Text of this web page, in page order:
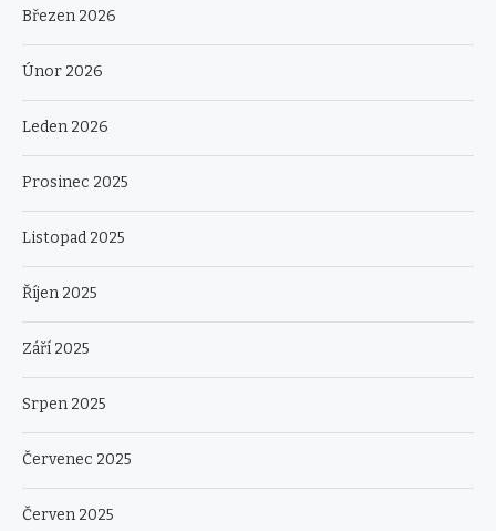
Březen 2026
Únor 2026
Leden 2026
Prosinec 2025
Listopad 2025
Říjen 2025
Září 2025
Srpen 2025
Červenec 2025
Červen 2025